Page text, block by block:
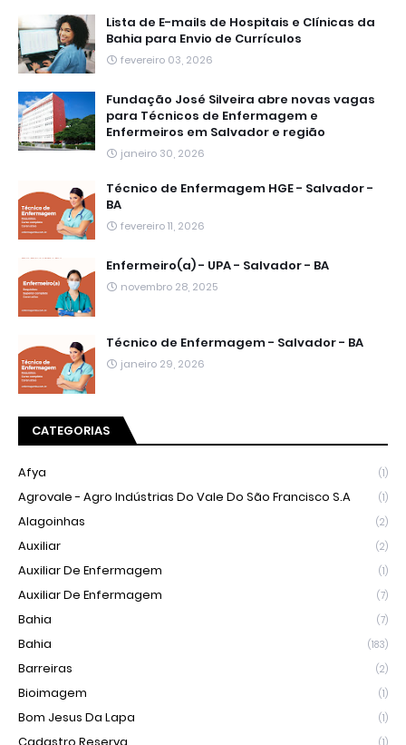
Lista de E-mails de Hospitais e Clínicas da
Bahia para Envio de Currículos
fevereiro 03, 2026
Fundação José Silveira abre novas vagas
para Técnicos de Enfermagem e
Enfermeiros em Salvador e região
janeiro 30, 2026
Técnico de Enfermagem HGE - Salvador -
BA
fevereiro 11, 2026
Enfermeiro(a) - UPA - Salvador - BA
novembro 28, 2025
Técnico de Enfermagem - Salvador - BA
janeiro 29, 2026
CATEGORIAS
Afya (1)
Agrovale - Agro Indústrias Do Vale Do São Francisco S.A (1)
Alagoinhas (2)
Auxiliar (2)
Auxiliar De Enfermagem (1)
Auxiliar De Enfermagem (7)
Bahia (7)
Bahia (183)
Barreiras (2)
Bioimagem (1)
Bom Jesus Da Lapa (1)